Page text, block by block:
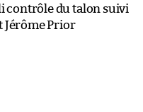
contrôle du talon suivi
Jérôme Prior